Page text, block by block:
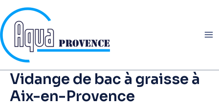
au
contenu
Vidange de bac à graisse à
Aix-en-Provence